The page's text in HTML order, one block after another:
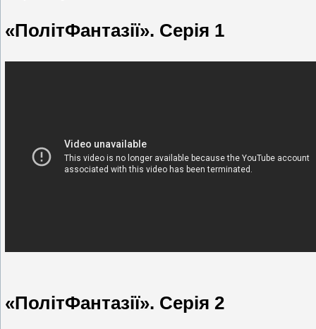
«ПолітФантазії». Серія 1
«ПолітФантазії». Серія 2